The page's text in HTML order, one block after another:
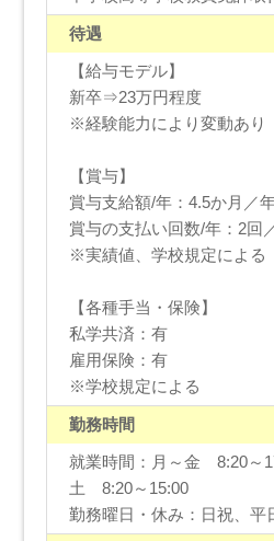
待遇
【給与モデル】
新卒⇒23万円程度
※経験能力により変動あり
【賞与】
賞与支給額/年：4.5か月／
賞与の支払い回数/年：2回
※実績値、学校規定による
【各種手当・保険】
私学共済：有
雇用保険：有
※学校規定による
勤務時間
就業時間：月～金 8:20～
土 8:20～15:00
勤務曜日・休み：日祝、平